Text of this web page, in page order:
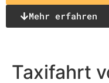
Mehr erfahren
Taxifahrt